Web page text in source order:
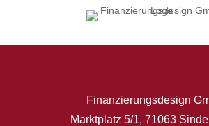
Finanzierungsdesign
Marktplatz 5/1, 71063